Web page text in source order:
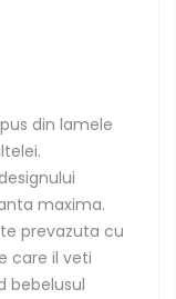
din lamele
maxima.
prevazuta cu
care il veti
bebelusul